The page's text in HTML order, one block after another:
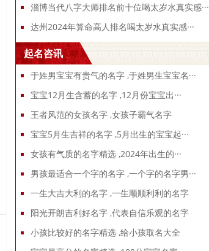
淄博当代八字大师排名前十位喝太岁水真实感···
达州2024年算命高人排名喝太岁水真实感···
起名咨讯
于姓男宝宝有贵气的名字 ,于姓男生宝宝名···
宝宝12月生含蓄的名字 ,12月份宝宝出···
王者风范的女孩名字 ,女孩子霸气名字
宝宝5月生吉祥的名字 ,5月出生的宝宝起···
女孩有气质的名字精选 ,2024年出生的···
男孩最适合一个字的名字 ,一个字的名字男···
一生大吉大利的名字 ,一生顺顺利利的名字
阳光开朗吉利好名字 ,代表自信乐观的名字
小孩比较好的名字精选 ,给小孩取名大全